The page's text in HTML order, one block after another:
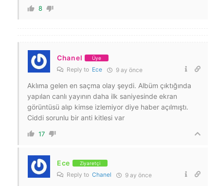
8
Chanel Üye
Reply to Ece 9 ay önce
Aklıma gelen en saçma olay şeydi. Albüm çıktığında
yapılan canlı yayının daha ilk saniyesinde ekran
görüntüsü alıp kimse izlemiyor diye haber açılmıştı.
Ciddi sorunlu bir anti kitlesi var
17
Ece Ziyaretçi
Reply to Chanel 9 ay önce